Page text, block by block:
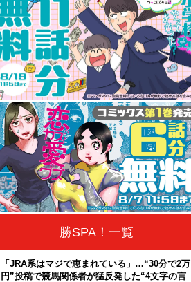
勝SPA！一覧
「JRA系はマジで恵まれている」…“30分で2万
円”投稿で競馬関係者が猛反発した“4文字の言